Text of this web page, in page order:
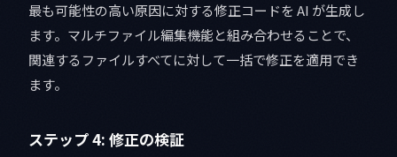
最も可能性の高い原因に対する修正コードを AI が生成し
ます。マルチファイル編集機能と組み合わせることで、
関連するファイルすべてに対して一括で修正を適用でき
ます。
ステップ 4: 修正の検証